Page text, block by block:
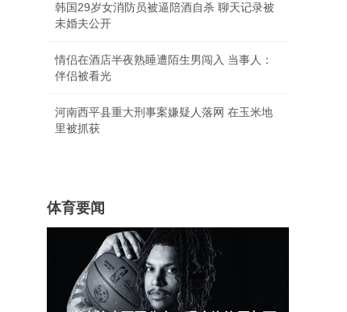
韩国29岁女消防员被逼陪酒自杀 聊天记录被
未婚夫公开
情侣在酒店半夜熟睡遭陌生男闯入 当事人：
伴侣被看光
河南西平县重大刑事案嫌疑人落网 在玉米地
里被抓获
体育要闻